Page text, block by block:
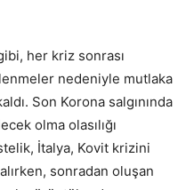
her kriz sonrası
nedeniyle mutlaka
Son Korona salgınında
olma olasılığı
İtalya, Kovit krizini
sonradan oluşan